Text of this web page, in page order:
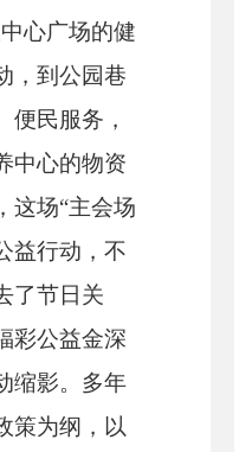
心广场的健
，到公园巷
便民服务，
中心的物资
这场“主会场
益行动，不
了节日关
彩公益金深
缩影。多年
策为纲，以